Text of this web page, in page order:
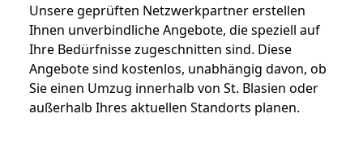
Unsere geprüften Netzwerkpartner erstellen
Ihnen unverbindliche Angebote, die speziell auf
Ihre Bedürfnisse zugeschnitten sind. Diese
Angebote sind kostenlos, unabhängig davon, ob
Sie einen Umzug innerhalb von St. Blasien oder
außerhalb Ihres aktuellen Standorts planen.